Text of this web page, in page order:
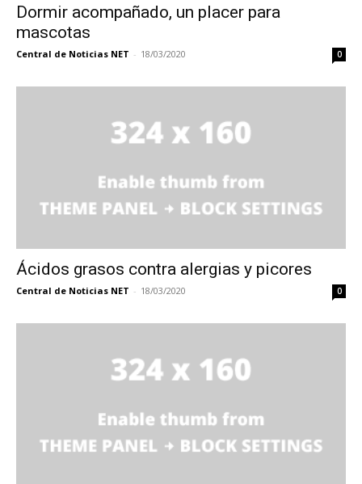
Dormir acompañado, un placer para
mascotas
Central de Noticias NET - 18/03/2020 0
Ácidos grasos contra alergias y picores
Central de Noticias NET - 18/03/2020 0